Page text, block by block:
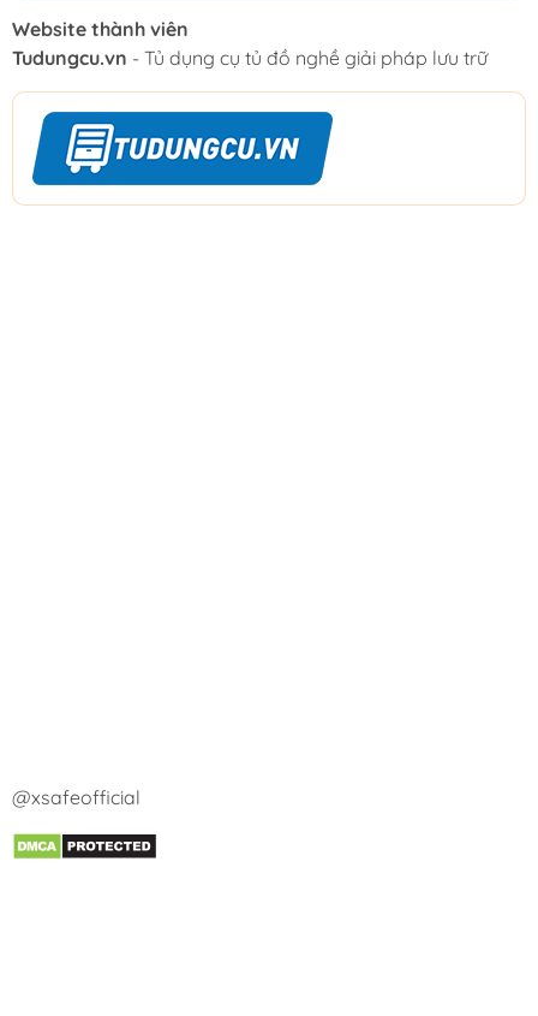
Website thành viên
Tudungcu.vn - Tủ dụng cụ tủ đồ nghề giải pháp lưu trữ
@xsafeofficial